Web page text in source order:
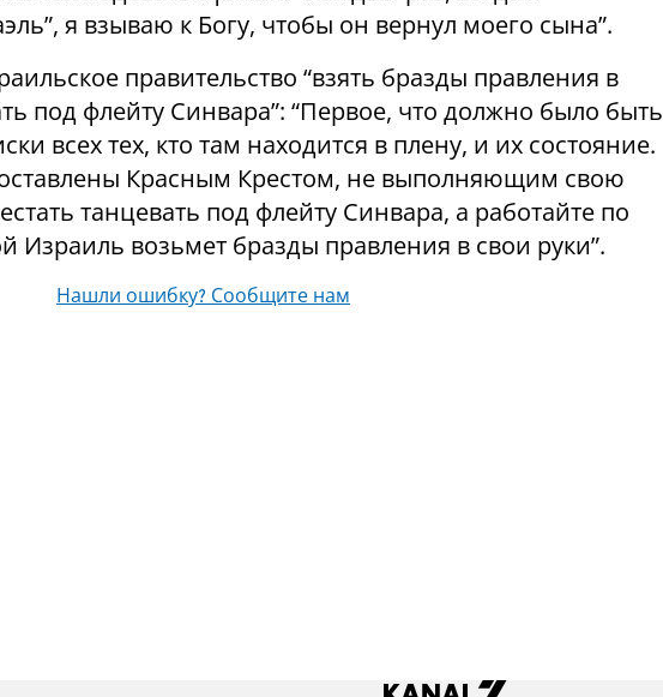
я взываю к Богу, чтобы он вернул моего сына”.
правительство “взять бразды правления в
под флейту Синвара”: “Первое, что должно было быть
всех тех, кто там находится в плену, и их состояние.
Красным Крестом, не выполняющим свою
танцевать под флейту Синвара, а работайте по
Израиль возьмет бразды правления в свои руки”.
Нашли ошибку? Сообщите нам